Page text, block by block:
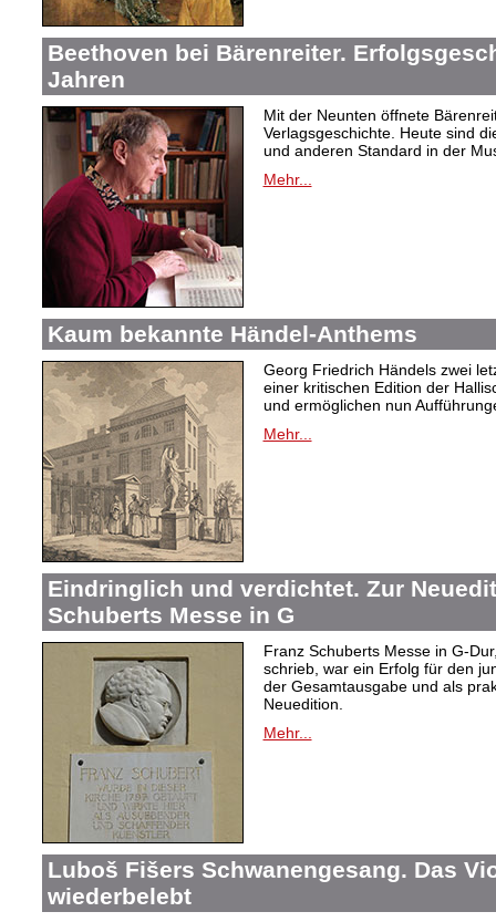
Beethoven bei Bärenreiter.
Jahren
Mit der Neunten öffnete
Verlagsgeschichte. Heute sind
und anderen Standard in der
Mehr...
Kaum bekannte Händel-Anthems
Georg Friedrich Händels zwei
einer kritischen Edition der
und ermöglichen nun
Mehr...
Eindringlich und verdichtet. Zur
Schuberts Messe in G
Franz Schuberts Messe in G-
schrieb, war ein Erfolg für den
der Gesamtausgabe und als
Neuedition.
Mehr...
Luboš Fišers Schwanengesang. Das
wiederbelebt